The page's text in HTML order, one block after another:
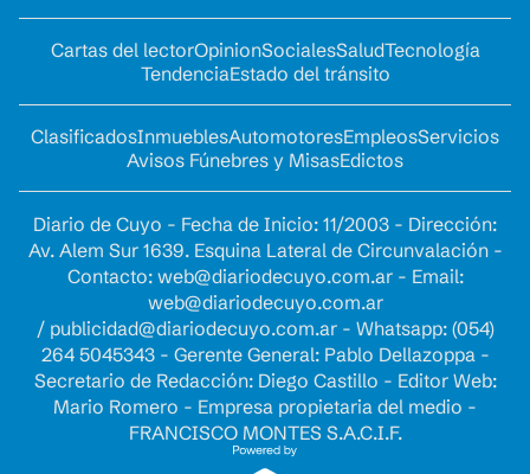
Cartas del lectorOpinionSocialesSaludTecnología
TendenciaEstado del tránsito
ClasificadosInmueblesAutomotoresEmpleosServicios
Avisos Fúnebres y MisasEdictos
Diario de Cuyo - Fecha de Inicio: 11/2003 - Dirección:
Av. Alem Sur 1639. Esquina Lateral de Circunvalación -
Contacto: web@diariodecuyo.com.ar- Email:
web@diariodecuyo.com.ar
/ publicidad@diariodecuyo.com.ar- Whatsapp: (054)
264 5045343 - Gerente General: Pablo Dellazoppa -
Secretario de Redacción: Diego Castillo - Editor Web:
Mario Romero - Empresa propietaria del medio -
FRANCISCO MONTES S.A.C.I.F.